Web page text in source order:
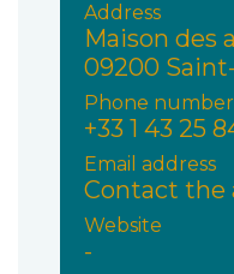
Address
Maison des
09200
Phone
+33 1 43 25
Email address
Contact the
Website
-